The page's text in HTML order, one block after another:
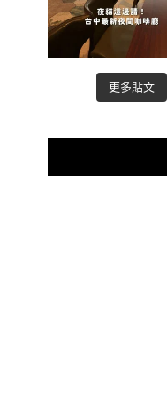
更多貼文